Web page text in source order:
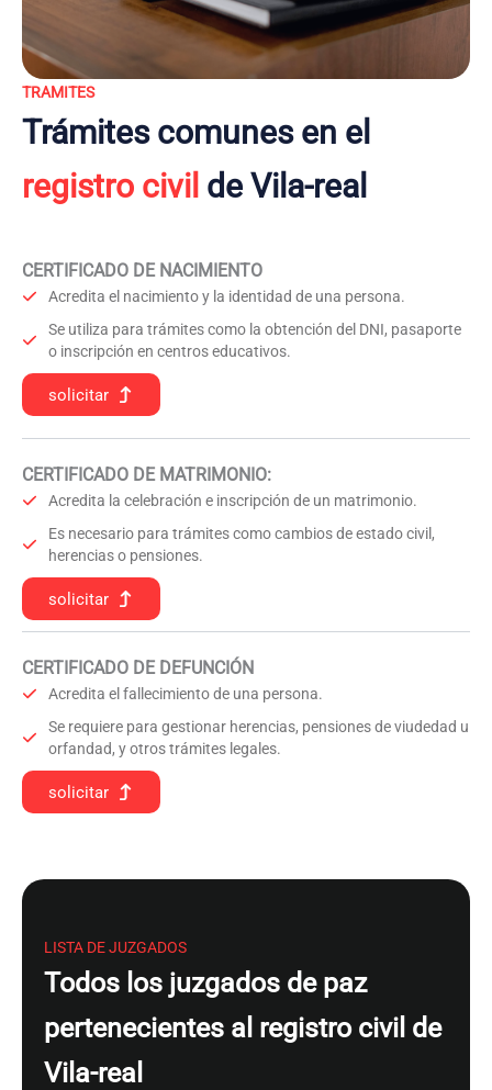
TRAMITES
Trámites comunes en el
registro civil de Vila-real
CERTIFICADO DE NACIMIENTO
Acredita el nacimiento y la identidad de una persona.
Se utiliza para trámites como la obtención del DNI, pasaporte
o inscripción en centros educativos.
solicitar
CERTIFICADO DE MATRIMONIO:
Acredita la celebración e inscripción de un matrimonio.
Es necesario para trámites como cambios de estado civil,
herencias o pensiones.
solicitar
CERTIFICADO DE DEFUNCIÓN
Acredita el fallecimiento de una persona.
Se requiere para gestionar herencias, pensiones de viudedad u
orfandad, y otros trámites legales.
solicitar
LISTA DE JUZGADOS
Todos los juzgados de paz
pertenecientes al registro civil de
Vila-real